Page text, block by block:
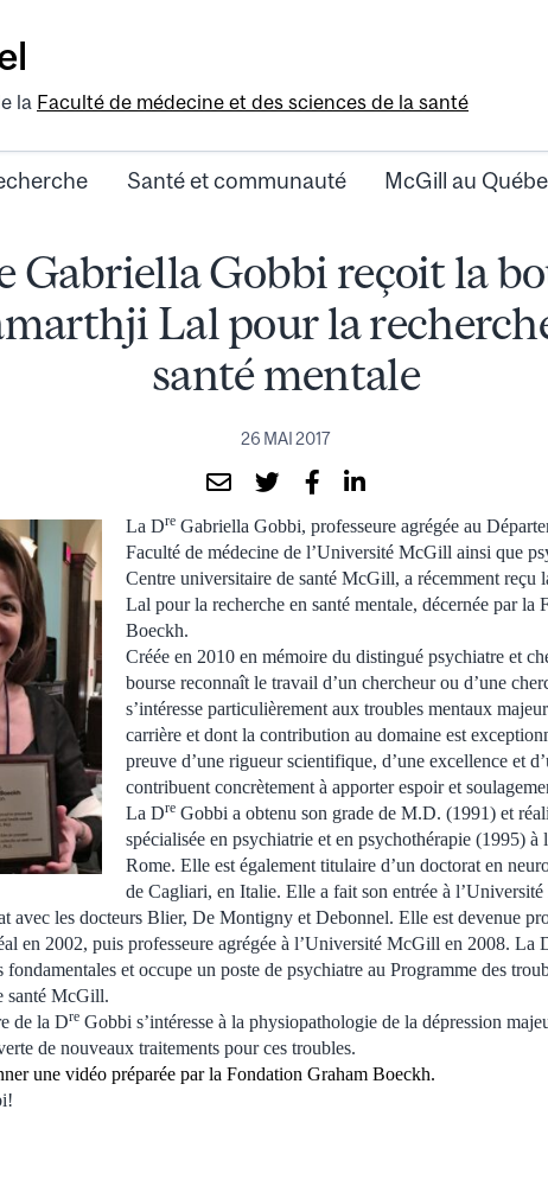
la Faculté de médecine et des sciences de la santé
Santé et communauté McGill au
Gabriella Gobbi reçoit la
Lal pour la
santé mentale
26 MAI 2017
La Dre Gabriella Gobbi, professeure agrégée au
Faculté de médecine de l’Université McGill ainsi que
Centre universitaire de santé McGill, a récemment reçu
Lal pour la recherche en santé mentale, décernée par la
Boeckh.
Créée en 2010 en mémoire du distingué psychiatre et
bourse reconnaît le travail d’un chercheur ou d’une
s’intéresse particulièrement aux troubles mentaux
carrière et dont la contribution au domaine est
preuve d’une rigueur scientifique, d’une excellence et
contribuent concrètement à apporter espoir et
La Dre Gobbi a obtenu son grade de M.D. (1991) et
spécialisée en psychiatrie et en psychothérapie (1995)
Rome. Elle est également titulaire d’un doctorat en
de Cagliari, en Italie. Elle a fait son entrée à
avec les docteurs Blier, De Montigny et Debonnel. Elle est devenue
en 2002, puis professeure agrégée à l’Université McGill en 2008. La
fondamentales et occupe un poste de psychiatre au Programme des
santé McGill.
de la Dre Gobbi s’intéresse à la physiopathologie de la dépression
de nouveaux traitements pour ces troubles.
une vidéo préparée par la Fondation Graham Boeckh.